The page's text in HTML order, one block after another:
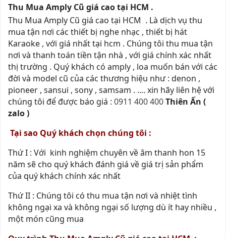
Thu Mua Amply Cũ giá cao tại HCM .
Thu Mua Amply Cũ giá cao tại HCM . Là dịch vụ thu
mua tận nơi các thiết bị nghe nhạc , thiết bị hát
Karaoke , với giá nhất tại hcm . Chúng tôi thu mua tận
nơi và thanh toán tiền tận nhà , với giá chính xác nhất
thị trường . Quý khách có amply , loa muốn bán với các
đời và model cũ của các thương hiệu như : denon ,
pioneer , sansui , sony , samsam . .... xin hãy liên hệ với
chúng tôi để được báo giá : 0911 400 400Thiên Ấn (
zalo )
Tại sao Quý khách chọn chúng tôi :
Thứ I : Với kinh nghiệm chuyên về âm thanh hon 15
năm sẽ cho quý khách đánh giá về giá trị sản phẩm
của quý khách chính xác nhất
Thứ II : Chúng tôi có thu mua tận nơi và nhiệt tình
không ngại xa và không ngại số lượng dù ít hay nhiều ,
một món cũng mua